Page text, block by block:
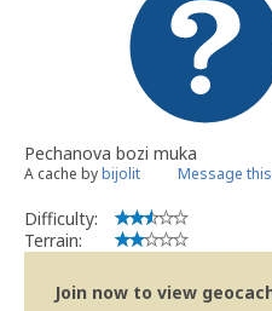
Pechanova bozi muka
A cache bybijolit Message
Difficulty:
Terrain:
Join now to view